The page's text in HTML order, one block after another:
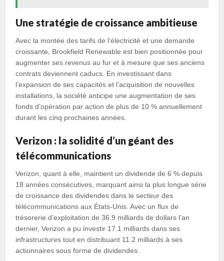
Une stratégie de croissance ambitieuse
Avec la montée des tarifs de l’électricité et une demande
croissante, Brookfield Renewable est bien positionnée pour
augmenter ses revenus au fur et à mesure que ses anciens
contrats deviennent caducs. En investissant dans
l’expansion de ses capacités et l’acquisition de nouvelles
installations, la société anticipe une augmentation de ses
fonds d’opération par action de plus de 10 % annuellement
durant les cinq prochaines années.
Verizon : la solidité d’un géant des
télécommunications
Verizon, quant à elle, maintient un dividende de 6 % depuis
18 années consécutives, marquant ainsi la plus longue série
de croissance des dividendes dans le secteur des
télécommunications aux États-Unis. Avec un flux de
trésorerie d’exploitation de 36.9 milliards de dollars l’an
dernier, Verizon a pu investir 17.1 milliards dans ses
infrastructures tout en distribuant 11.2 milliards à ses
actionnaires sous forme de dividendes.